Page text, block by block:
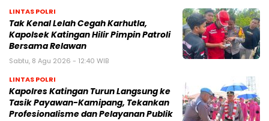
LINTAS POLRI
Tak Kenal Lelah Cegah Karhutla,
Kapolsek Katingan Hilir Pimpin Patroli
Bersama Relawan
Sabtu, 8 Agu 2026 - 12:40 WIB
LINTAS POLRI
Kapolres Katingan Turun Langsung ke
Tasik Payawan-Kamipang, Tekankan
Profesionalisme dan Pelayanan Publik